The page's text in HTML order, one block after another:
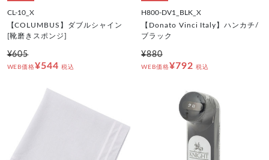
CL-10_X
【COLUMBUS】ダブルシャイン
[靴磨きスポンジ]
¥605
WEB価格¥544 税込
H800-DV1_BLK_X
【Donato Vinci Italy】ハンカチ/
ブラック
¥880
WEB価格¥792 税込